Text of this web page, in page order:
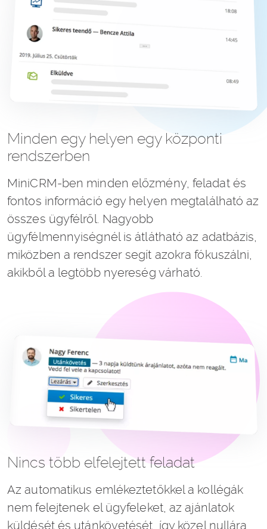
Minden egy helyen egy központi
rendszerben
MiniCRM-ben minden előzmény, feladat és
fontos információ egy helyen megtalálható az
összes ügyfélről. Nagyobb
ügyfélmennyiségnél is átlátható az adatbázis,
miközben a rendszer segít azokra fókuszálni,
akikből a legtöbb nyereség várható.
Nincs több elfelejtett feladat
Az automatikus emlékeztetőkkel a kollégák
nem felejtenek el ügyfeleket, az ajánlatok
küldését és utánkövetését, így közel nullára